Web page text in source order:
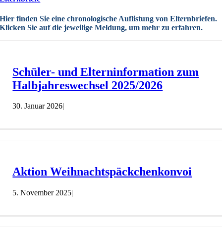
Hier finden Sie eine chronologische Auflistung von Elternbriefen.
Klicken Sie auf die jeweilige Meldung, um mehr zu erfahren.
Schüler- und Elterninformation zum
Halbjahreswechsel 2025/2026
30. Januar 2026|
Aktion Weihnachtspäckchenkonvoi
5. November 2025|